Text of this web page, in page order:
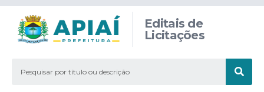
Editais de
Licitações